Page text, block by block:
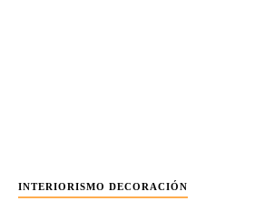
INTERIORISMO DECORACIÓN